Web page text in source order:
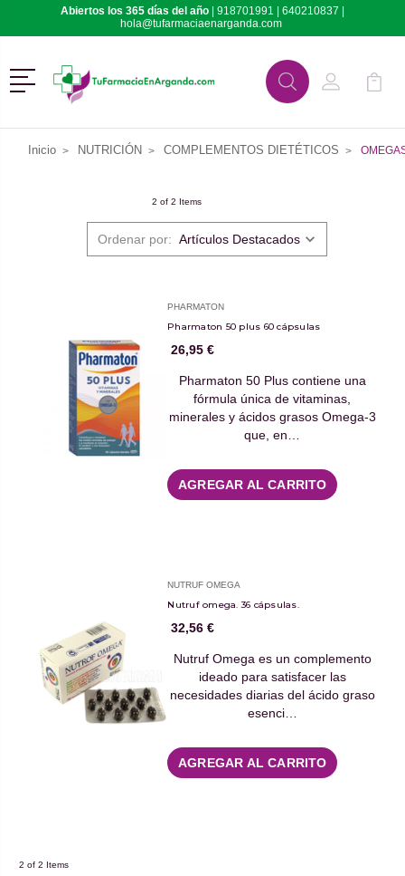
Abiertos los 365 días del año | 918701991 | 640210837 |
hola@tufarmaciaenarganda.com
Menú
BuscarMi Cuenta
Mi
Inicio NUTRICIÓN COMPLEMENTOS DIETÉTICOS
2 of 2 Items
Ordenar por:
PHARMATON
Pharmaton 50 plus 60 cápsulas
26,95 €
Pharmaton 50 Plus contiene una
fórmula única de vitaminas,
minerales y ácidos grasos Omega-3
que, en…
AGREGAR AL CARRITO
NUTRUF OMEGA
Nutruf omega. 36 cápsulas.
32,56 €
Nutruf Omega es un complemento
ideado para satisfacer las
necesidades diarias del ácido graso
esenci…
AGREGAR AL CARRITO
2 of 2 Items